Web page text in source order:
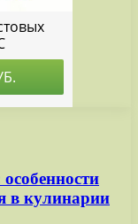
в кулинарии